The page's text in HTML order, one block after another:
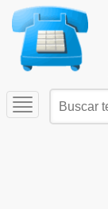
Toggle
navigation